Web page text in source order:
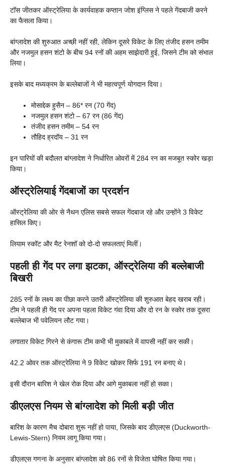
टॉस जीतकर ऑस्ट्रेलिया के कार्यवाहक कप्तान जोश इंग्लिस ने पहले गेंदबाजी करने
का फैसला किया।
बांग्लादेश की शुरुआत अच्छी नहीं रही, लेकिन दूसरे विकेट के लिए तंजीद हसन तमीम
और नजमुल हसन शंटो के बीच 94 रनों की अहम साझेदारी हुई, जिसने टीम को संभाल
लिया।
इसके बाद मध्यक्रम के बल्लेबाजों ने भी महत्वपूर्ण योगदान दिया।
मोसाद्देक हुसैन – 86* रन (70 गेंद)
नजमुल हसन शंटो – 67 रन (86 गेंद)
तंजीद हसन तमीम – 54 रन
तौहिद ह्रदॉय – 31 रन
इन पारियों की बदौलत बांग्लादेश ने निर्धारित ओवरों में 284 रन का मजबूत स्कोर खड़ा
किया।
ऑस्ट्रेलियाई गेंदबाजों का प्रदर्शन
ऑस्ट्रेलिया की ओर से नैथन एलिस सबसे सफल गेंदबाज रहे और उन्होंने 3 विकेट
हासिल किए।
लियाम स्कॉट और मैट रेनशॉ को दो-दो सफलताएं मिलीं।
पहली ही गेंद पर लगा झटका, ऑस्ट्रेलिया की बल्लेबाजी
बिखरी
285 रनों के लक्ष्य का पीछा करने उतरी ऑस्ट्रेलिया की शुरुआत बेहद खराब रही।
टीम ने पहली ही गेंद पर अपना पहला विकेट गंवा दिया और दो रन के स्कोर तक दूसरा
बल्लेबाज भी पवेलियन लौट गया।
लगातार विकेट गिरने से कंगारू टीम कभी भी मुकाबले में वापसी नहीं कर सकी।
42.2 ओवर तक ऑस्ट्रेलिया ने 9 विकेट खोकर सिर्फ 191 रन बनाए थे।
इसी दौरान बारिश ने खेल रोक दिया और आगे मुकाबला नहीं हो सका।
डीएलएस नियम से बांग्लादेश को मिली बड़ी जीत
बारिश के कारण मैच दोबारा शुरू नहीं हो पाया, जिसके बाद डीएलएस (Duckworth-
Lewis-Stern) नियम लागू किया गया।
डीएलएस गणना के अनुसार बांग्लादेश को 86 रनों से विजेता घोषित किया गया।